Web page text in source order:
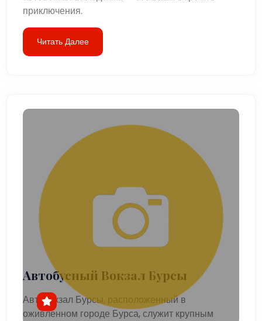
приключения.
Читать Далее
Автобусный Вокзал Бурсы
Автовокзал Бурсы, расположенный в
оживленном городе Бурса, служит крупным